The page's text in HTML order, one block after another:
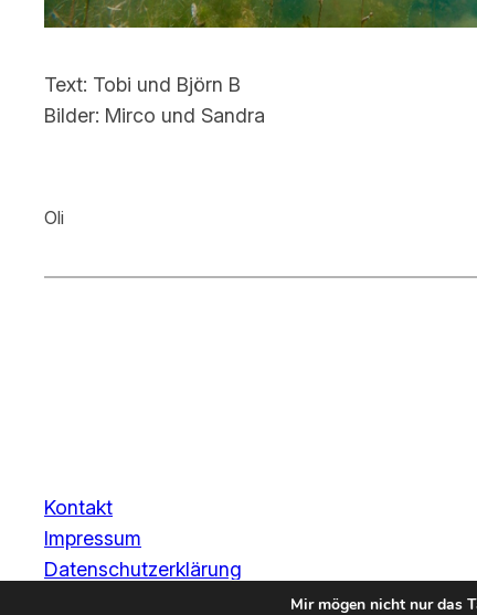
Text: Tobi und Björn B
Bilder: Mirco und Sandra
Oli
Kontakt
Impressum
Datenschutzerklärung
Mir mögen nicht nur das